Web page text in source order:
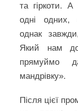
та гіркоти.
одні одних,
однак
Який нам
прямуймо
мандрівку».
Після цієї